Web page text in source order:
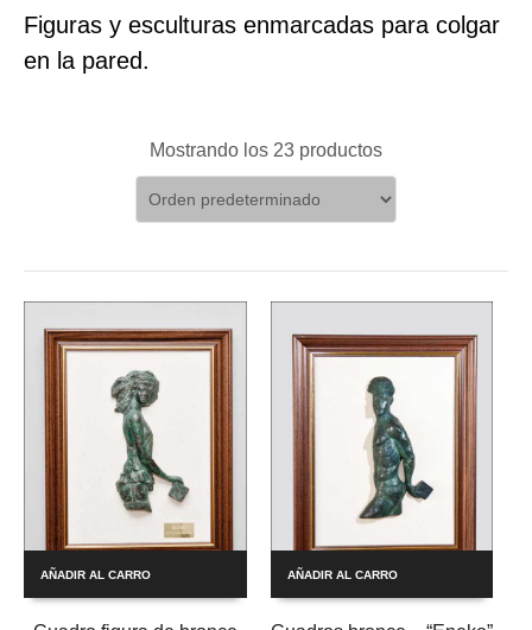
Figuras y esculturas enmarcadas para colgar
en la pared.
Mostrando los 23 productos
AÑADIR AL CARRO AÑADIR AL CARRO